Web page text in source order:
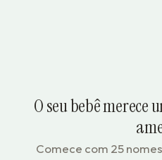
O seu bebê merece
Comece com 25